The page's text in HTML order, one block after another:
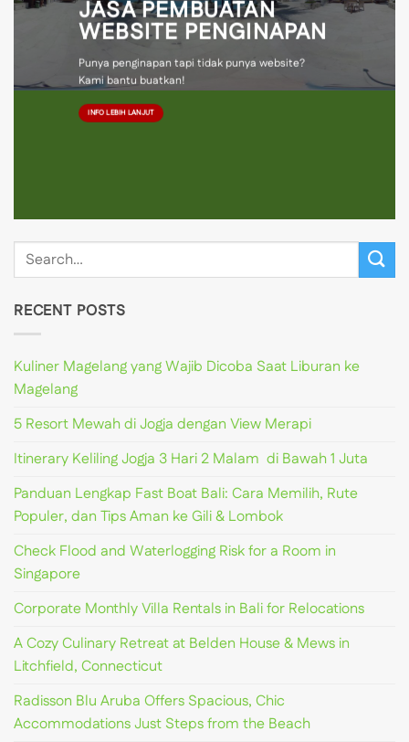
JASA PEMBUATAN
WEBSITE PENGINAPAN
Punya penginapan tapi tidak punya website?
Kami bantu buatkan!
INFO LEBIH LANJUT
RECENT POSTS
Kuliner Magelang yang Wajib Dicoba Saat Liburan ke
Magelang
5 Resort Mewah di Jogja dengan View Merapi
Itinerary Keliling Jogja 3 Hari 2 Malam di Bawah 1 Juta
Panduan Lengkap Fast Boat Bali: Cara Memilih, Rute
Populer, dan Tips Aman ke Gili & Lombok
Check Flood and Waterlogging Risk for a Room in
Singapore
Corporate Monthly Villa Rentals in Bali for Relocations
A Cozy Culinary Retreat at Belden House & Mews in
Litchfield, Connecticut
Radisson Blu Aruba Offers Spacious, Chic
Accommodations Just Steps from the Beach